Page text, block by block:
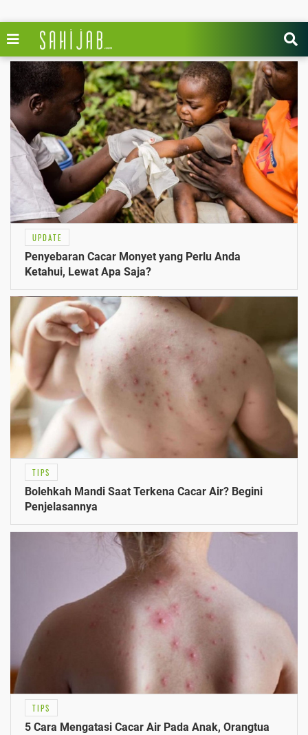
UPDATE
Penyebaran Cacar Monyet yang Perlu Anda
Ketahui, Lewat Apa Saja?
TIPS
Bolehkah Mandi Saat Terkena Cacar Air? Begini
Penjelasannya
TIPS
5 Cara Mengatasi Cacar Air Pada Anak, Orangtua